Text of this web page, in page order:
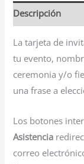
Descripción
La tarjeta de
tu evento,
ceremonia y/o
una frase a
Los botones
Asistencia
correo